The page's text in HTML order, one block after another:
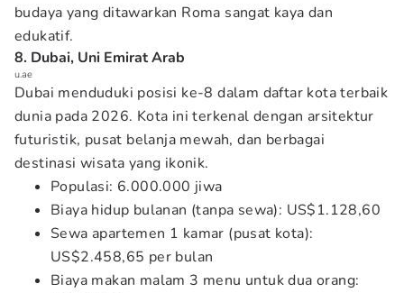
budaya yang ditawarkan Roma sangat kaya dan
edukatif.
8. Dubai, Uni Emirat Arab
u.ae
Dubai menduduki posisi ke-8 dalam daftar kota terbaik
dunia pada 2026. Kota ini terkenal dengan arsitektur
futuristik, pusat belanja mewah, dan berbagai
destinasi wisata yang ikonik.
Populasi: 6.000.000 jiwa
Biaya hidup bulanan (tanpa sewa): US$1.128,60
Sewa apartemen 1 kamar (pusat kota):
US$2.458,65 per bulan
Biaya makan malam 3 menu untuk dua orang: